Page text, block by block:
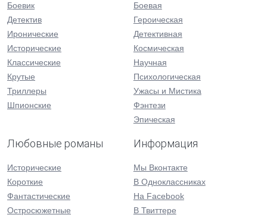
Боевик
Детектив
Иронические
Исторические
Классические
Крутые
Триллеры
Шпионские
Боевая
Героическая
Детективная
Космическая
Научная
Психологическая
Ужасы и Мистика
Фэнтези
Эпическая
Любовные романы
Исторические
Короткие
Фантастические
Остросюжетные
Информация
Мы Вконтакте
В Одноклассниках
На Facebook
В Твиттере